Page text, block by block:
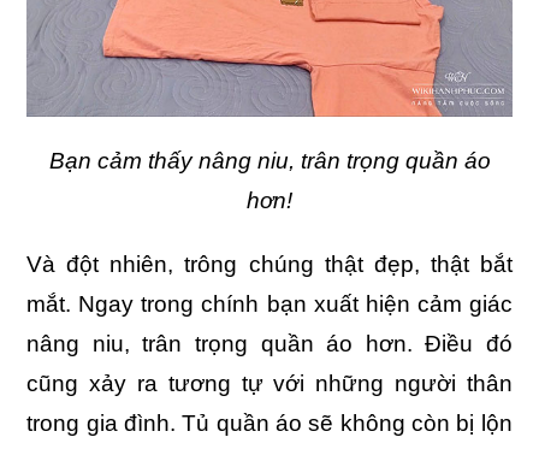
Bạn cảm thấy nâng niu, trân trọng quần áo
hơn!
Và đột nhiên, trông chúng thật đẹp, thật bắt
mắt. Ngay trong chính bạn xuất hiện cảm giác
nâng niu, trân trọng quần áo hơn. Điều đó
cũng xảy ra tương tự với những người thân
trong gia đình. Tủ quần áo sẽ không còn bị lộn